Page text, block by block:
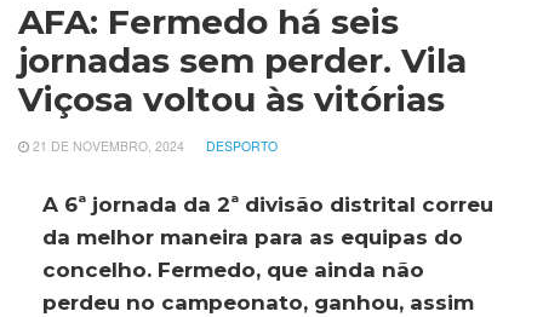
AFA: Fermedo há seis
jornadas sem perder. Vila
Viçosa voltou às vitórias
21 DE NOVEMBRO, 2024 DESPORTO
A 6ª jornada da 2ª divisão distrital correu
da melhor maneira para as equipas do
concelho. Fermedo, que ainda não
perdeu no campeonato, ganhou, assim